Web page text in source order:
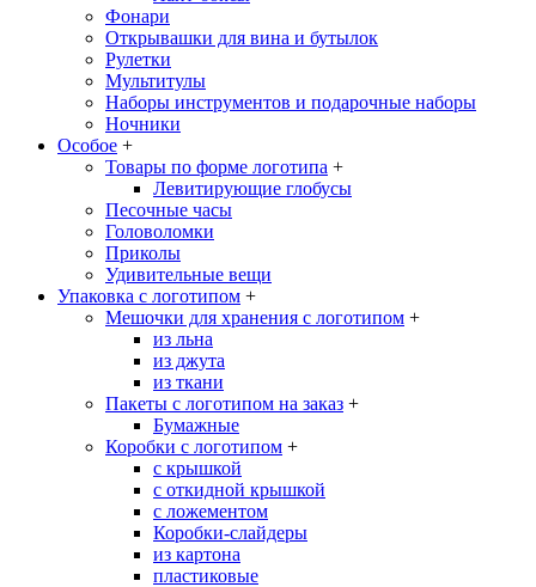
Фонари
Открывашки для вина и бутылок
Рулетки
Мультитулы
Наборы инструментов и подарочные наборы
Ночники
Особое +
Товары по форме логотипа +
Левитирующие глобусы
Песочные часы
Головоломки
Приколы
Удивительные вещи
Упаковка с логотипом +
Мешочки для хранения с логотипом +
из льна
из джута
из ткани
Пакеты с логотипом на заказ +
Бумажные
Коробки с логотипом +
с крышкой
с откидной крышкой
с ложементом
Коробки-слайдеры
из картона
пластиковые